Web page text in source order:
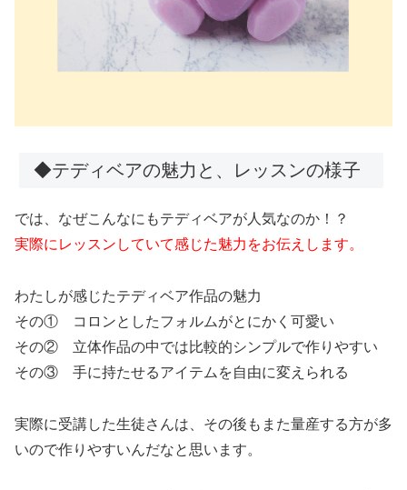
◆テディベアの魅力と、レッスンの様子
では、なぜこんなにもテディベアが人気なのか！？
実際にレッスンしていて感じた魅力をお伝えします。
わたしが感じたテディベア作品の魅力
その① コロンとしたフォルムがとにかく可愛い
その② 立体作品の中では比較的シンプルで作りやすい
その③ 手に持たせるアイテムを自由に変えられる
実際に受講した生徒さんは、その後もまた量産する方が多
いので作りやすいんだなと思います。